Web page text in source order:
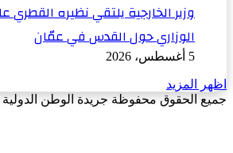
وزير الخارجية يلتقي نظيره
الوزاري حول القدس في عمّان
5 أغسطس، 2026
اظهر المزيد
جميع الحقوق محفوظة جريدة الوطن الدولية